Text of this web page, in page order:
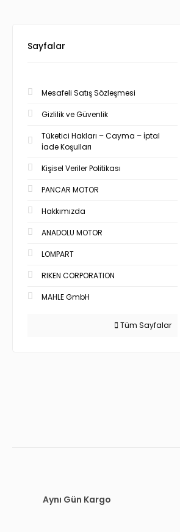
Sayfalar
Mesafeli Satış Sözleşmesi
Gizlilik ve Güvenlik
Tüketici Hakları – Cayma – İptal
İade Koşulları
Kişisel Veriler Politikası
PANCAR MOTOR
Hakkımızda
ANADOLU MOTOR
LOMPART
RIKEN CORPORATION
MAHLE GmbH
Tüm Sayfalar
Aynı Gün Kargo